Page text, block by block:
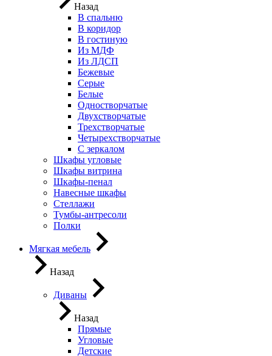
Назад
В спальню
В коридор
В гостиную
Из МДФ
Из ЛДСП
Бежевые
Серые
Белые
Одностворчатые
Двухстворчатые
Трехстворчатые
Четырехстворчатые
С зеркалом
Шкафы угловые
Шкафы витрина
Шкафы-пенал
Навесные шкафы
Стеллажи
Тумбы-антресоли
Полки
Мягкая мебель
Назад
Диваны
Назад
Прямые
Угловые
Детские